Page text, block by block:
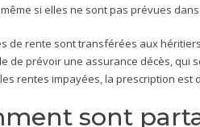
si elles ne sont pas prévues
de rente sont transférées aux
de prévoir une assurance décès, qui
rentes impayées, la prescription est
sont